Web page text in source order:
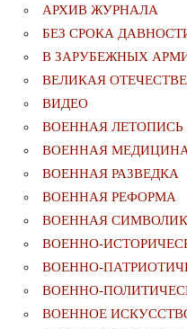
АРХИВ ЖУРНАЛА
БЕЗ СРОКА
В ЗАРУБЕЖНЫХ
ВЕЛИКАЯ
ВИДЕО
ВОЕННАЯ ЛЕТОПИСЬ
ВОЕННАЯ
ВОЕННАЯ РАЗВЕДКА
ВОЕННАЯ РЕФОРМА
ВОЕННАЯ
ВОЕННО-
ВОЕННО-
ВОЕННО-
ВОЕННОЕ